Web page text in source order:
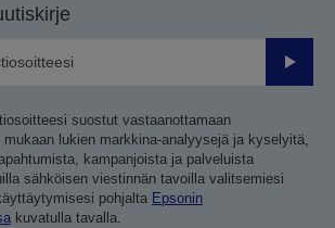
Lähetä
suostut vastaanottamaan
lukien markkina-analyysejä ja kyselyitä,
kampanjoista ja palveluista
sähköisen viestinnän tavoilla valitsemiesi
pohjalta Epsonin
kuvatulla tavalla.